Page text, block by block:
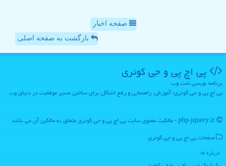
صفحه اخبار
بازگشت به صفحه اصلی
پی اچ پی و جی كوئری
برنامه نویسی تحت وب
پی اچ پی و جی کوئری؛ آموزش، راهنمایی و رفع اشکال برای ساختن مسیر موفقیت در دنیای وب
صفحات پی اچ پی و جی كوئری
درباره ما